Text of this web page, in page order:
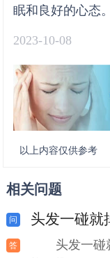
眠和良好的心态。
2023-10-08
以上内容仅供参考
相关问题
头发一碰就
头发一碰就